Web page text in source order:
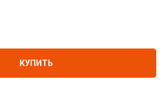
КУПИТЬ